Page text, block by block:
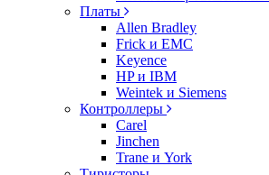
Платы
Allen Bradley
Frick и EMC
Keyence
HP и IBM
Weintek и Siemens
Контроллеры
Carel
Jinchen
Trane и York